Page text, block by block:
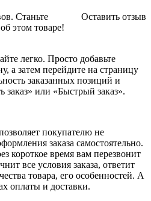
Оставить отзыв
Станьте
этом товаре!
легко. Просто добавьте
а затем перейдите на страницу
заказанных позиций и
или «Быстрый заказ».
покупателю не
заказа самостоятельно.
короткое время вам перезвонит
все условия заказа, ответит
товара, его особенностей. А
оплаты и доставки.